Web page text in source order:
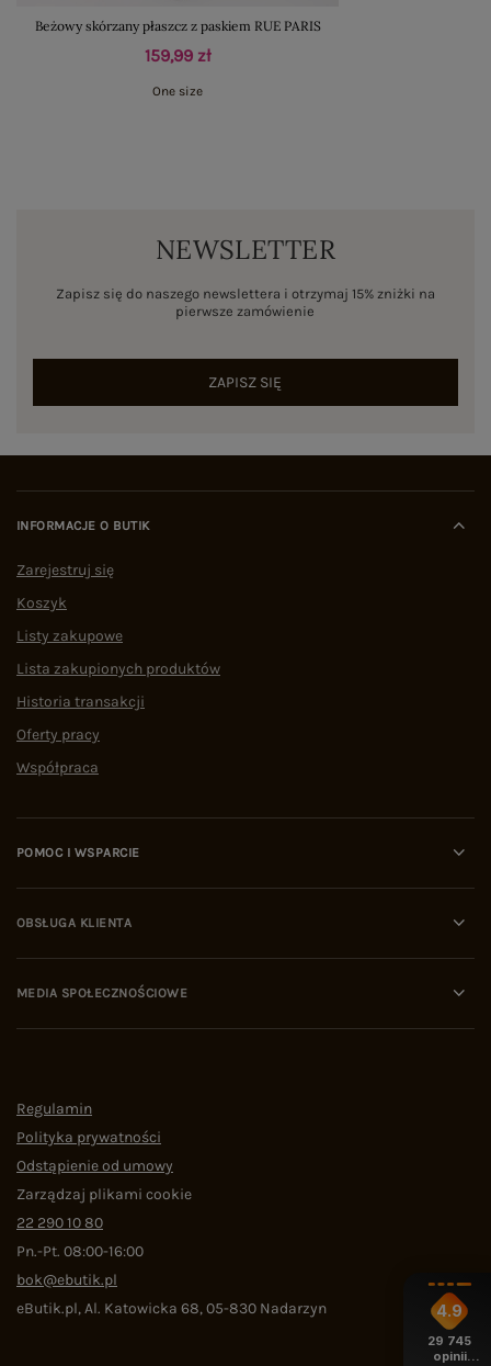
Beżowy skórzany płaszcz z paskiem RUE PARIS
159,99 zł
One size
NEWSLETTER
Zapisz się do naszego newslettera i otrzymaj 15% zniżki na
pierwsze zamówienie
ZAPISZ SIĘ
INFORMACJE O BUTIK
Zarejestruj się
Koszyk
Listy zakupowe
Lista zakupionych produktów
Historia transakcji
Oferty pracy
Współpraca
POMOC I WSPARCIE
OBSŁUGA KLIENTA
MEDIA SPOŁECZNOŚCIOWE
Regulamin
Polityka prywatności
Odstąpienie od umowy
Zarządzaj plikami cookie
22 290 10 80
Pn.-Pt. 08:00-16:00
bok@ebutik.pl
eButik.pl,Al. Katowicka 68,05-830 Nadarzyn 4.9
29 745
opinii